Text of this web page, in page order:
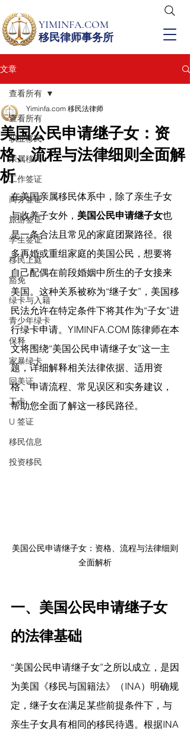
YIMINFA.COM
移民律师事务所
文章
查看所有
职业移民
亲属移民
工作签证
商务签证
旅游签证
学生签证
移民上庭
豁免
绿卡与入籍
青少年绿卡
保释
家暴绿卡
回美证
工卡
U 签证
移民信息
投资移民
查看所有
美国公民申请继子女：资
格、流程与法律细则全面解
析
Yiminfa.com 移民法律师
在美国亲属移民体系中，除了亲生子女
与收养子女外， 美国公民申请继子女也
是一条合法且常见的家庭团聚路径。很
多再婚或重组家庭的美国公民，想要将
自己配偶在前段婚姻中所生的子女接来
美国。这种关系被称为“继子女”，美国移
民法允许在特定条件下将其作为“子女”进
行绿卡申请。 YIMINFA.COM 陈律师在本
文将围绕“美国公民申请继子女”这一主
题，详细解释相关法律依据、适用资
格、申请流程、常见误区和实务建议，
帮助您全面了解这一移民路径。
美国公民申请继子女：资格、流程与法律细则
全面解析
一、美国公民申请继子女
的法律基础
“美国公民申请继子女”之所以成立，是因
为美国《移民与国籍法》（INA）明确规
定，继子女在满足某些前提条件下，与
亲生子女具有相同的移民待遇。根据INA